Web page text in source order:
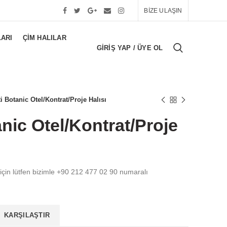
BİZE ULAŞIN
ÇIM HALILAR
GIRIŞ YAP / ÜYE OL
Botanic Otel/Kontrat/Proje Halısı
Otel/Kontrat/Proje
lütfen bizimle +90 212 477 02 90 numaralı
KARŞILAŞTIR